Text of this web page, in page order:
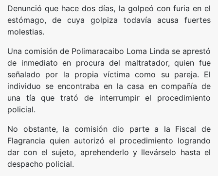
Denunció que hace dos días, la golpeó con furia en el
estómago, de cuya golpiza todavía acusa fuertes
molestias.
Una comisión de Polimaracaibo Loma Linda se aprestó
de inmediato en procura del maltratador, quien fue
señalado por la propia víctima como su pareja. El
individuo se encontraba en la casa en compañía de
una tía que trató de interrumpir el procedimiento
policial.
No obstante, la comisión dio parte a la Fiscal de
Flagrancia quien autorizó el procedimiento logrando
dar con el sujeto, aprehenderlo y llevárselo hasta el
despacho policial.